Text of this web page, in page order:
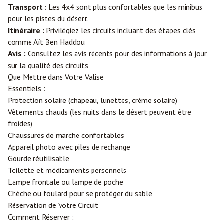
Transport : Les 4x4 sont plus confortables que les minibus
pour les pistes du désert
Itinéraire : Privilégiez les circuits incluant des étapes clés
comme Aït Ben Haddou
Avis : Consultez les avis récents pour des informations à jour
sur la qualité des circuits
Que Mettre dans Votre Valise
Essentiels :
Protection solaire (chapeau, lunettes, crème solaire)
Vêtements chauds (les nuits dans le désert peuvent être
froides)
Chaussures de marche confortables
Appareil photo avec piles de rechange
Gourde réutilisable
Toilette et médicaments personnels
Lampe frontale ou lampe de poche
Chèche ou foulard pour se protéger du sable
Réservation de Votre Circuit
Comment Réserver :